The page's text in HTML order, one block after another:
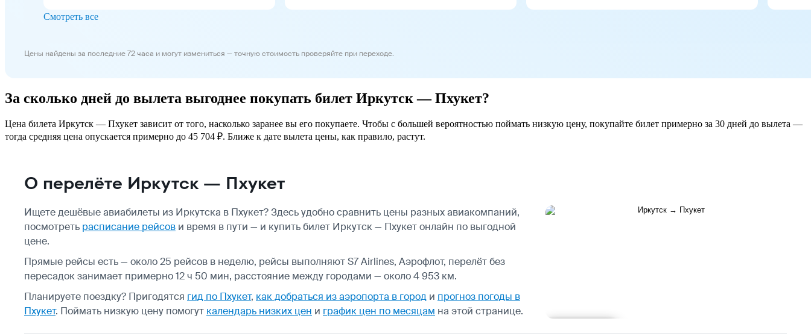
Смотреть все
Цены найдены за последние 72 часа и могут измениться — точную стоимость проверяйте при переходе.
За сколько дней до вылета выгоднее покупать билет Иркутск — Пхукет?
Цена билета Иркутск — Пхукет зависит от того, насколько заранее вы его покупаете. Чтобы с большей вероятностью поймать низкую цену, покупайте билет примерно за 30 дней до вылета —
тогда средняя цена опускается примерно до 45 704 ₽. Ближе к дате вылета цены, как правило, растут.
О перелёте Иркутск — Пхукет
Ищете дешёвые авиабилеты из Иркутска в Пхукет? Здесь удобно сравнить цены разных авиакомпаний,
посмотреть расписание рейсов и время в пути — и купить билет Иркутск — Пхукет онлайн по выгодной
цене.
Прямые рейсы есть — около 25 рейсов в неделю, рейсы выполняют S7 Airlines, Аэрофлот, перелёт без
пересадок занимает примерно 12 ч 50 мин, расстояние между городами — около 4 953 км.
Планируете поездку? Пригодятся гид по Пхукет, как добраться из аэропорта в город и прогноз погоды в
Пхукет. Поймать низкую цену помогут календарь низких цен и график цен по месяцам на этой странице.